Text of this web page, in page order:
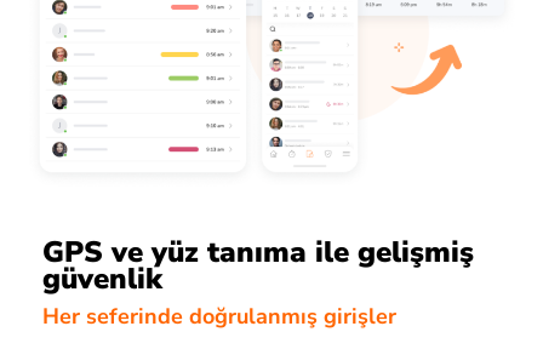
GPS ve yüz tanıma ile gelişmiş
güvenlik
Her seferinde doğrulanmış girişler